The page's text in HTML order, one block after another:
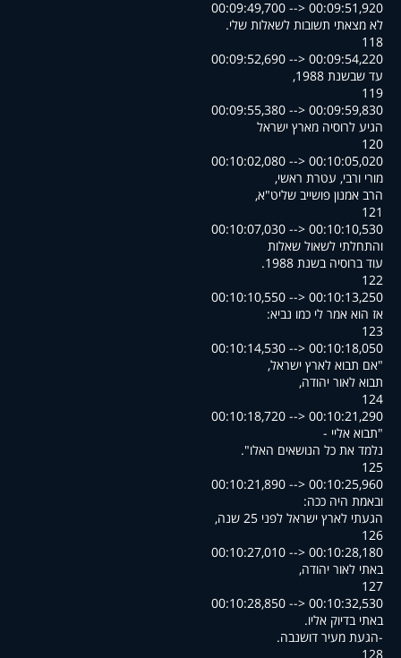
00:09:49,700 --> 00:09:51,920
.לא מצאתי תשובות לשאלות שלי
118
00:09:52,690 --> 00:09:54,220
,עד שבשנת 1988
119
00:09:55,380 --> 00:09:59,830
הגיע לרוסיה מארץ ישראל
120
00:10:02,080 --> 00:10:05,020
,מורי ורבי, עטרת ראשי
,הרב אמנון פושייב שליט"א
121
00:10:07,030 --> 00:10:10,530
והתחלתי לשאול שאלות
.עוד ברוסיה בשנת 1988
122
00:10:10,550 --> 00:10:13,250
:אז הוא אמר לי כמו נביא
123
00:10:14,530 --> 00:10:18,050
,אם תבוא לארץ ישראל"
,תבוא לאור יהודה
124
00:10:18,720 --> 00:10:21,290
- תבוא אליי"
."נלמד את כל הנושאים האלו
125
00:10:21,890 --> 00:10:25,960
:ובאמת היה ככה
,הגעתי לארץ ישראל לפני 25 שנה
126
00:10:27,010 --> 00:10:28,180
,באתי לאור יהודה
127
00:10:28,850 --> 00:10:32,530
.באתי בדיוק אליו
.הגעת מעיר דושנבה-
128